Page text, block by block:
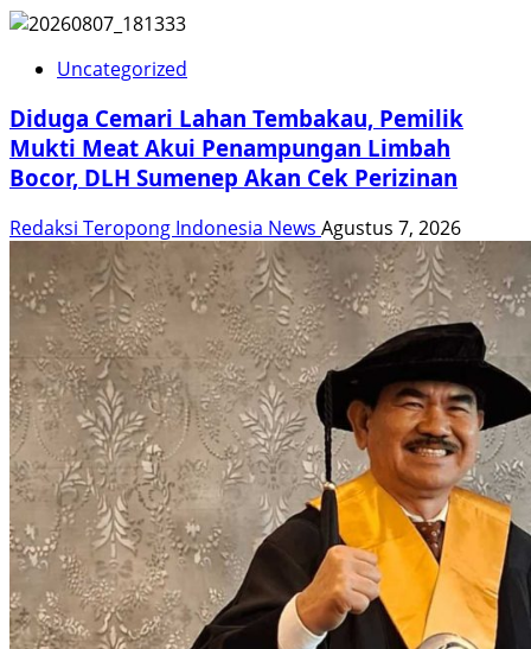
Uncategorized
Diduga Cemari Lahan Tembakau, Pemilik
Mukti Meat Akui Penampungan Limbah
Bocor, DLH Sumenep Akan Cek Perizinan
Redaksi Teropong Indonesia News Agustus 7, 2026